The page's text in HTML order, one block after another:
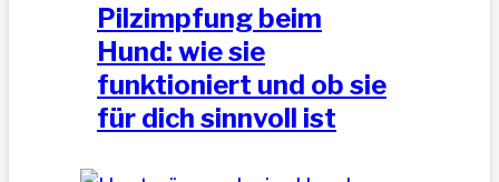
Pilzimpfung beim
Hund: wie sie
funktioniert und ob sie
für dich sinnvoll ist